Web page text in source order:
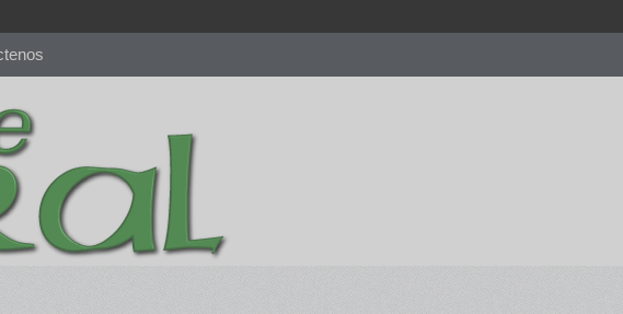
watches for women.patekphilippe.to